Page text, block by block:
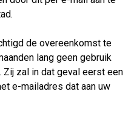
de overeenkomst te
lang geen gebruik
Zij zal in dat geval eerst een
e-mailadres dat aan uw